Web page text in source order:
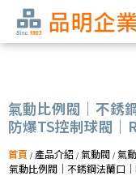
氣動比例閥｜不銹
防爆TS控制球閥｜
首頁 / 產品介紹 / 氣動閥 / 氣
氣動比例閥｜不銹鋼法蘭口